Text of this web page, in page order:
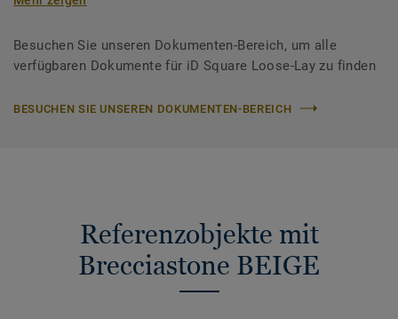
Besuchen Sie unseren Dokumenten-Bereich, um alle
verfügbaren Dokumente für iD Square Loose-Lay zu finden
BESUCHEN SIE UNSEREN DOKUMENTEN-BEREICH
Referenzobjekte mit
Brecciastone BEIGE